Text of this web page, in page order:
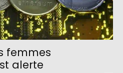
femmes
alerte